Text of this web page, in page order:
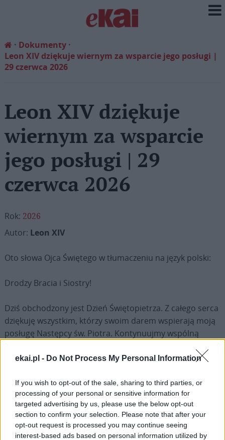
ekai.pl - Do Not Process My Personal Information
If you wish to opt-out of the sale, sharing to third parties, or
processing of your personal or sensitive information for
targeted advertising by us, please use the below opt-out
section to confirm your selection. Please note that after your
opt-out request is processed you may continue seeing
interest-based ads based on personal information utilized by
Dokumenty
Leon XIV dziękuje wiernym za wsparcie jego posługi |
29 czerwca 2026
Leon XIV dziękuje
wiernym za wsparcie
jego posługi | 29
czerwca 2026
Rok: 2026
Autor: Leon XIV
Oto słowa Ojca Świętego w tłumaczeniu na język polski:
Drodzy Bracia i Siostry!
Dziś obchodzony jest Dzień Świętopietrza. Z całego serca
dziękuję wszystkim, którzy swoim darem wspierają moją
posługę Następcy św. Piotra. Kontynuujmy wspólną
życzenia Rzymianom oraz wszystkim mieszkańcom tego
miasta. Myślą i modlitwą ogarniam szczególnie chorych,
osoby samotne i więźniów. Dziękuję proboszczom i
wszystkim kapłanom, siostrom i braciom zakonnym,
którzy posługują w Rzymie, ponieważ swoją obecnością i